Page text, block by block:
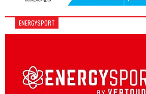
ENERGYSPORT